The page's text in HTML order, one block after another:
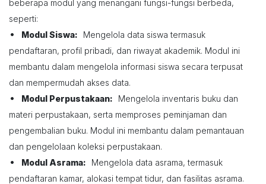
beberapa modul yang menangani fungsi-fungsi berbeda,
seperti:
• Modul Siswa:
Mengelola data siswa termasuk
pendaftaran, profil pribadi, dan riwayat akademik. Modul ini
membantu dalam mengelola informasi siswa secara terpusat
dan mempermudah akses data.
• Modul Perpustakaan:
Mengelola inventaris buku dan
materi perpustakaan, serta memproses peminjaman dan
pengembalian buku. Modul ini membantu dalam pemantauan
dan pengelolaan koleksi perpustakaan.
• Modul Asrama:
Mengelola data asrama, termasuk
pendaftaran kamar, alokasi tempat tidur, dan fasilitas asrama.